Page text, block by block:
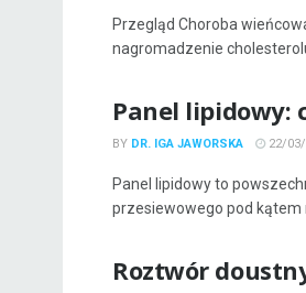
Przegląd Choroba
nagromadzenie
Panel lipidowy:
BY DR. IGA JAWORSKA 22/
Panel lipidowy to
przesiewowego pod kątem
Roztwór